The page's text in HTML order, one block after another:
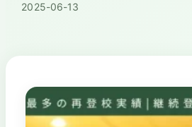
2025-06-13